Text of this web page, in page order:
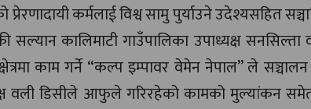
प्रेरणादायी कर्मलाई विश्व सामु पुर्याउने उदेश्यसहित
सल्यान कालिमाटी गाउँपालिका उपाध्यक्ष
काम गर्ने “कल्प इम्पावर वेमेन नेपाल” ले
वली डिसीले आफुले गरिरहेको कामको मुल्यांकन समेत